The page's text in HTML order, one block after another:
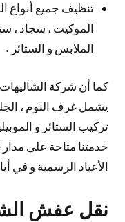
تنظيف جميع أنواع
الموكيت ، سجاد ،
الملابس و الستائر .
كما أن شركة
يشمل غرف النوم ،
تركيب الستائر و
الأعياد الرسمية و في
نقل عفش